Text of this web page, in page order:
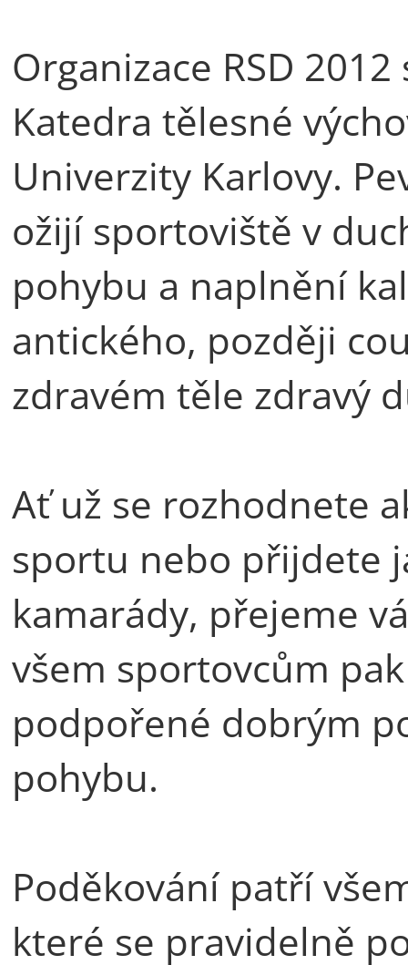
Organizace RSD
Katedra tělesné
Univerzity Karlovy.
ožijí sportoviště v
pohybu a naplnění
antického, později
zdravém těle zdravý
Ať už se rozhodnete
sportu nebo přijdete
kamarády, přejeme
všem sportovcům
podpořené dobrým
pohybu.
Poděkování patří
které se pravidelně